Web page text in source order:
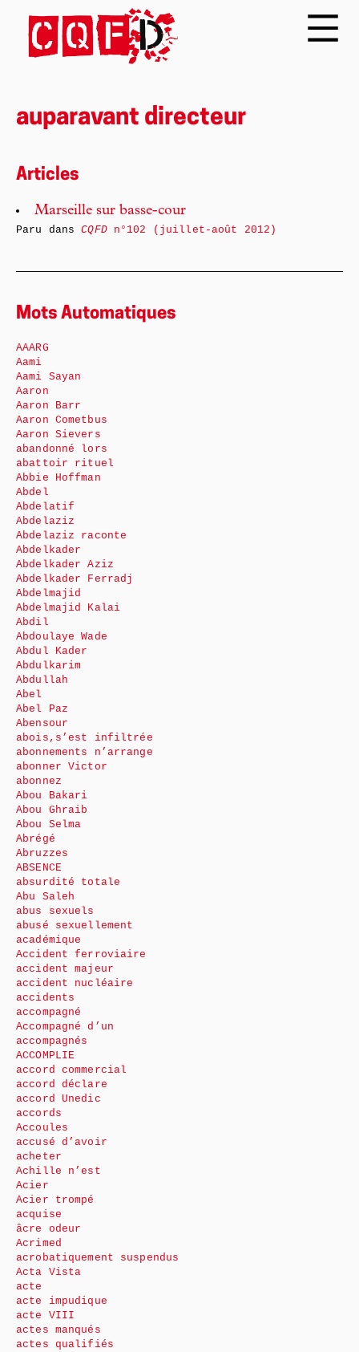
auparavant directeur
Articles
Marseille sur basse-cour
Paru dansCQFDn°102 (juillet-août 2012)
Mots Automatiques
AAARG
Aami
Aami Sayan
Aaron
Aaron Barr
Aaron Cometbus
Aaron Sievers
abandonné lors
abattoir rituel
Abbie Hoffman
Abdel
Abdelatif
Abdelaziz
Abdelaziz raconte
Abdelkader
Abdelkader Aziz
Abdelkader Ferradj
Abdelmajid
Abdelmajid Kalai
Abdil
Abdoulaye Wade
Abdul Kader
Abdulkarim
Abdullah
Abel
Abel Paz
Abensour
abois,s’est infiltrée
abonnements n’arrange
abonner Victor
abonnez
Abou Bakari
Abou Ghraib
Abou Selma
Abrégé
Abruzzes
ABSENCE
absurdité totale
Abu Saleh
abus sexuels
abusé sexuellement
académique
Accident ferroviaire
accident majeur
accident nucléaire
accidents
accompagné
Accompagné d’un
accompagnés
ACCOMPLIE
accord commercial
accord déclare
accord Unedic
accords
Accoules
accusé d’avoir
acheter
Achille n’est
Acier
Acier trompé
acquise
âcre odeur
Acrimed
acrobatiquement suspendus
Acta Vista
acte
acte impudique
acte VIII
actes manqués
actes qualifiés